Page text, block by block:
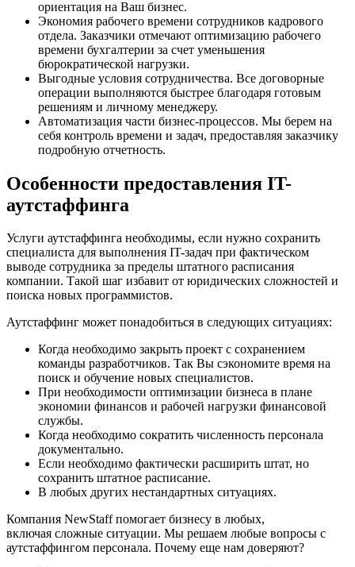
ориентация на Ваш бизнес.
Экономия рабочего времени сотрудников кадрового
отдела. Заказчики отмечают оптимизацию рабочего
времени бухгалтерии за счет уменьшения
бюрократической нагрузки.
Выгодные условия сотрудничества. Все договорные
операции выполняются быстрее благодаря готовым
решениям и личному менеджеру.
Автоматизация части бизнес-процессов. Мы берем на
себя контроль времени и задач, предоставляя заказчику
подробную отчетность.
Особенности предоставления IT-
аутстаффинга
Услуги аутстаффинга необходимы, если нужно сохранить
специалиста для выполнения IT-задач при фактическом
выводе сотрудника за пределы штатного расписания
компании. Такой шаг избавит от юридических сложностей и
поиска новых программистов.
Аутстаффинг может понадобиться в следующих ситуациях:
Когда необходимо закрыть проект с сохранением
команды разработчиков. Так Вы сэкономите время на
поиск и обучение новых специалистов.
При необходимости оптимизации бизнеса в плане
экономии финансов и рабочей нагрузки финансовой
службы.
Когда необходимо сократить численность персонала
документально.
Если необходимо фактически расширить штат, но
сохранить штатное расписание.
В любых других нестандартных ситуациях.
Компания NewStaff помогает бизнесу в любых,
включая сложные ситуации. Мы решаем любые вопросы с
аутстаффингом персонала. Почему еще нам доверяют?